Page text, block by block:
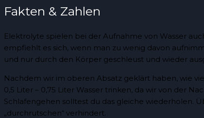
Fakten & Zahlen
Elektrolyte spielen bei der Aufnahme von Wasser
empfiehlt es sich, wenn man zu wenig davon
und nur durch den Körper geschleust und wieder
Nachdem wir im oberen Absatz geklärt haben, wie
0,5 Liter – 0,75 Liter Wasser trinken, da wir von der
Schlafengehen solltest du das gleiche wiederholen.
„durchrutschen“ verhindert.